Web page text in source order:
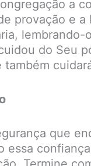
a
provação e a
lembrando-
do Seu
também
que
essa